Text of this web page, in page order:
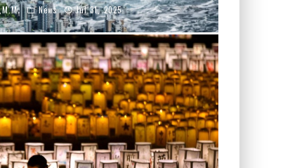
News Jul 31, 2025